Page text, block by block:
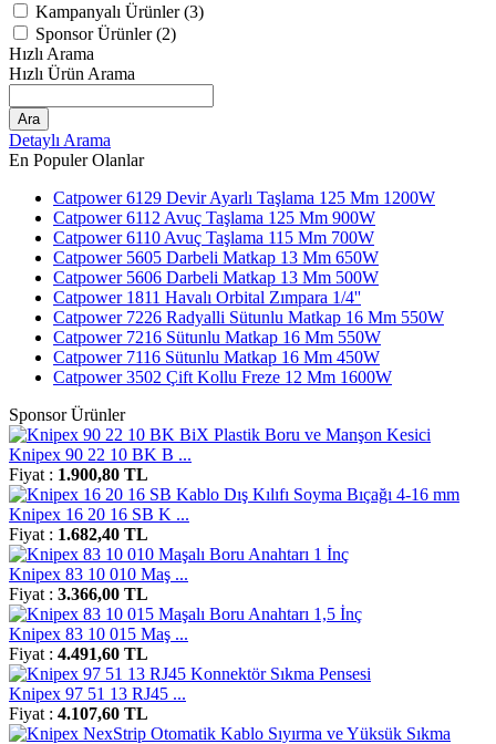
Kampanyalı Ürünler (3)
Sponsor Ürünler (2)
Hızlı Arama
Hızlı Ürün Arama
Ara
Detaylı Arama
En Populer Olanlar
Catpower 6129 Devir Ayarlı Taşlama 125 Mm 1200W
Catpower 6112 Avuç Taşlama 125 Mm 900W
Catpower 6110 Avuç Taşlama 115 Mm 700W
Catpower 5605 Darbeli Matkap 13 Mm 650W
Catpower 5606 Darbeli Matkap 13 Mm 500W
Catpower 1811 Havalı Orbital Zımpara 1/4''
Catpower 7226 Radyalli Sütunlu Matkap 16 Mm 550W
Catpower 7216 Sütunlu Matkap 16 Mm 550W
Catpower 7116 Sütunlu Matkap 16 Mm 450W
Catpower 3502 Çift Kollu Freze 12 Mm 1600W
Sponsor Ürünler
Knipex 90 22 10 BK B ...
Fiyat : 1.900,80 TL
Knipex 16 20 16 SB K ...
Fiyat : 1.682,40 TL
Knipex 83 10 010 Maş ...
Fiyat : 3.366,00 TL
Knipex 83 10 015 Maş ...
Fiyat : 4.491,60 TL
Knipex 97 51 13 RJ45 ...
Fiyat : 4.107,60 TL